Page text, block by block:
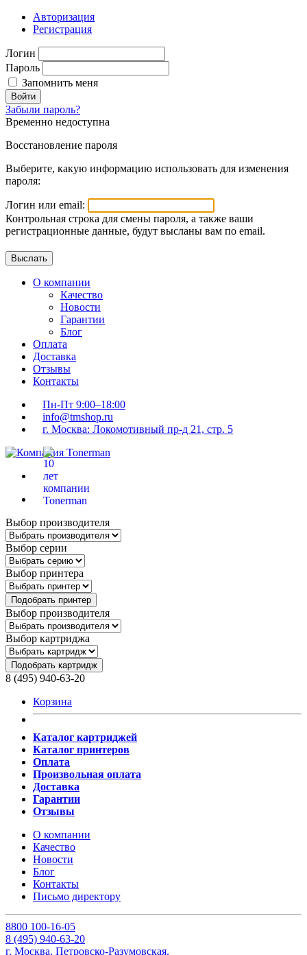
Авторизация
Регистрация
Логин
Пароль
Запомнить меня
Войти
Забыли пароль?
Временно недоступна
Восстановление пароля
Выберите, какую информацию использовать для изменения
пароля:
Логин или email:
Контрольная строка для смены пароля, а также ваши
регистрационные данные, будут высланы вам по email.
О компании
Качество
Новости
Гарантии
Блог
Оплата
Доставка
Отзывы
Контакты
Пн-Пт 9:00–18:00
info@tmshop.ru
г. Москва: Локомотивный пр-д 21, стр. 5
Выбор производителя
Выбор серии
Выбор принтера
Подобрать принтер
Выбор производителя
Выбор картриджа
Подобрать картридж
8 (495) 940-63-20
Корзина
Каталог картриджей
Каталог принтеров
Оплата
Произвольная оплата
Доставка
Гарантии
Отзывы
О компании
Качество
Новости
Блог
Контакты
Письмо директору
8800 100-16-05
8 (495) 940-63-20
г. Москва, Петровско-Разумовская,